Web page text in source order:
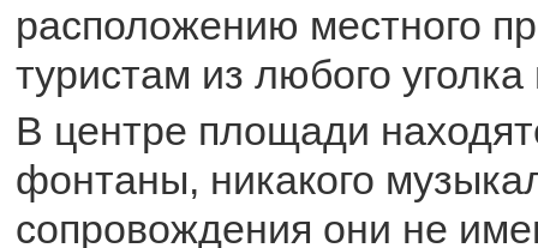
расположению местного
туристам из любого
В центре площади
фонтаны, никакого
сопровождения они не